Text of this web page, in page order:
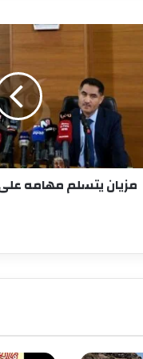
مزيان يتسلم مهامه على